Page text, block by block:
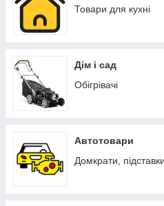
Товари для кухні
Дім і сад
Обігрівачі
Автотовари
Домкрати,